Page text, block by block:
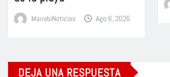
ManabiNoticias Ago 6, 2026
DEJA UNA RESPUESTA